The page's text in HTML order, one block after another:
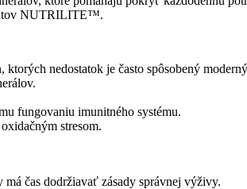
NUTRILITE™.
nedostatok je často spôsobený
fungovaniu imunitného systému.
stresom.
čas dodržiavať zásady správnej výživy.